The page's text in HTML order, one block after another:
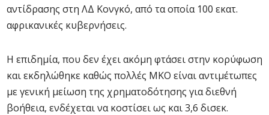
αντίδρασης στη ΛΔ Κονγκό, από τα οποία 100 εκατ.
αφρικανικές κυβερνήσεις.
Η επιδημία, που δεν έχει ακόμη φτάσει στην κορύφωση
και εκδηλώθηκε καθώς πολλές ΜΚΟ είναι αντιμέτωπες
με γενική μείωση της χρηματοδότησης για διεθνή
βοήθεια, ενδέχεται να κοστίσει ως και 3,6 δισεκ.